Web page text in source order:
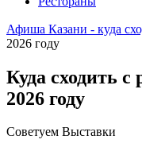
Афиша Казани - куда
2026 году
Куда сходить
2026 году
Советуем Выставки